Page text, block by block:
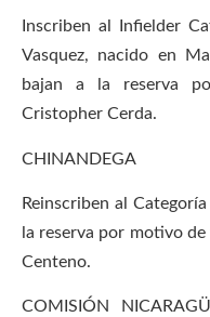
Inscriben al Infielder
Vasquez, nacido en
bajan a la reserva
Cristopher Cerda.
CHINANDEGA
Reinscriben al
la reserva por motivo
Centeno.
COMISIÓN